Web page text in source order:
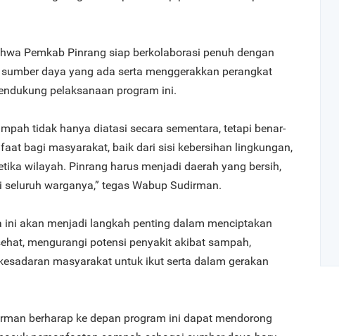
Pemkab Pinrang siap berkolaborasi penuh dengan
daya yang ada serta menggerakkan perangkat
pelaksanaan program ini.
tidak hanya diatasi secara sementara, tetapi benar-
bagi masyarakat, baik dari sisi kebersihan lingkungan,
wilayah. Pinrang harus menjadi daerah yang bersih,
warganya,” tegas Wabup Sudirman.
ini akan menjadi langkah penting dalam menciptakan
mengurangi potensi penyakit akibat sampah,
masyarakat untuk ikut serta dalam gerakan
berharap ke depan program ini dapat mendorong